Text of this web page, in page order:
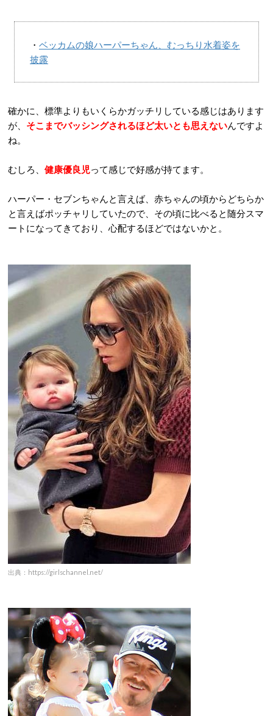
・ ベッカムの娘ハーパーちゃん、むっちり水着姿を
披露
確かに、標準よりもいくらかガッチリしている感じはあります
が、 そこまでバッシングされるほど太いとも思えないんですよ
ね。
むしろ、 健康優良児って感じで好感が持てます。
ハーパー・セブンちゃんと言えば、赤ちゃんの頃からどちらか
と言えばポッチャリしていたので、その頃に比べると随分スマ
ートになってきており、心配するほどではないかと。
出典：https://girlschannel.net/